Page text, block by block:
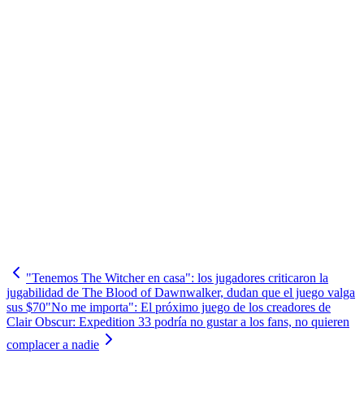
"Tenemos The Witcher en casa": los jugadores criticaron la
jugabilidad de The Blood of Dawnwalker, dudan que el juego valga
sus $70"No me importa": El próximo juego de los creadores de
Clair Obscur: Expedition 33 podría no gustar a los fans, no quieren
complacer a nadie